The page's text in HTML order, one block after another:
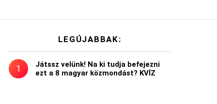
LEGÚJABBAK:
Játssz velünk! Na ki tudja befejezni
ezt a 8 magyar közmondást? KVÍZ